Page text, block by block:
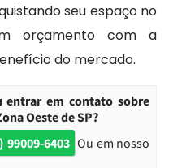
seu espaço no
orçamento com a
do mercado.
entrar em contato sobre
Oeste de SP?
99009-6403 Ou em nosso